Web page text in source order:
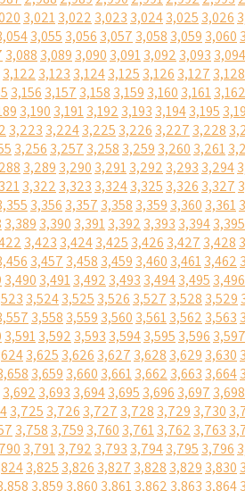
3,0213,022 3,023 3,0243,025 3,026
3,055 3,056 3,057 3,058 3,059 3,060
3,088 3,089 3,090 3,0913,092 3,093 3,094
3,122 3,123 3,1243,125 3,126 3,127 3,128
3,156 3,157 3,158 3,159 3,160 3,1613,162
3,190 3,1913,192 3,193 3,1943,195
3,223 3,2243,225 3,226 3,227 3,228
3,256 3,257 3,258 3,259 3,260 3,261
3,289 3,290 3,2913,292 3,293 3,294
3,322 3,323 3,3243,325 3,326 3,327
3,356 3,357 3,358 3,359 3,360 3,361
3,389 3,390 3,3913,392 3,393 3,3943,395
3,423 3,4243,425 3,426 3,427 3,428
3,457 3,458 3,459 3,460 3,4613,462
3,490 3,4913,492 3,493 3,4943,495 3,496
3,5243,525 3,526 3,527 3,528 3,529
3,558 3,559 3,560 3,5613,562 3,563
3,5913,592 3,593 3,5943,595 3,596 3,597
3,625 3,626 3,627 3,628 3,629 3,630
3,659 3,660 3,6613,662 3,663 3,664
3,692 3,693 3,6943,695 3,696 3,697 3,698
3,725 3,726 3,727 3,728 3,729 3,730
3,758 3,759 3,760 3,7613,762 3,763
3,7913,792 3,793 3,7943,795 3,796
3,825 3,826 3,827 3,828 3,829 3,830
3,859 3,860 3,8613,862 3,863 3,864